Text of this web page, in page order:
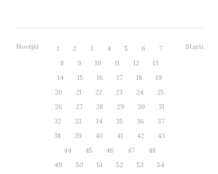
Novější 1 2 3 4 5 6
7
8
9 10 11 12
13
14
15 16 17 18
19
20
21 22 23 24
25
26
27 28 29 30
31
32
33 34 35 36
37
38
39 40 41 42
43
44
45 46 47
48
49
50 51 52 53
54
Starší